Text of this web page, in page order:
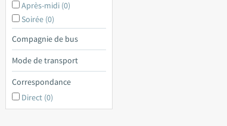
Après-midi (0)
Soirée (0)
Compagnie de bus
Mode de transport
Correspondance
Direct (0)